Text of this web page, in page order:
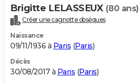
Brigitte LELASSEUX (80 ans)
Créer une cagnotte obsèques
Naissance
09/11/1936 à Paris (Paris)
Décès
30/08/2017 à Paris (Paris)